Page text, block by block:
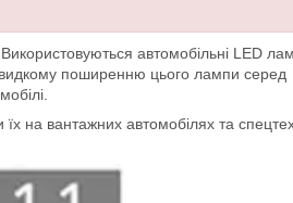
автомобільні LED
поширенню цього лампи серед
на вантажних автомобілях та